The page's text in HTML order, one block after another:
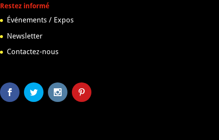
Restez informé
Événements / Expos
Newsletter
Contactez-nous